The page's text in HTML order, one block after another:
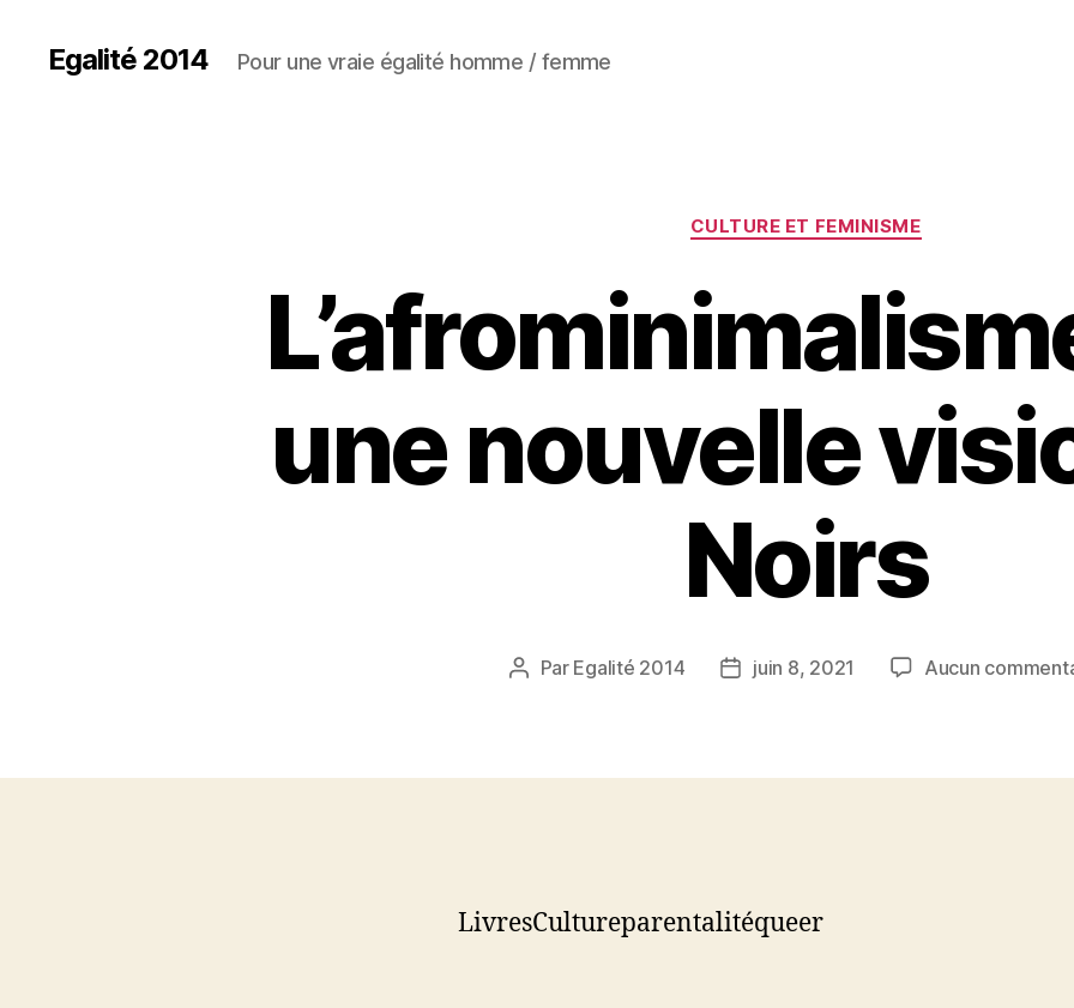
Egalité 2014 Pour une vraie égalité homme / femme
Catégories
CULTURE ET FEMINISME
une nouvelle
Noirs
Auteur
Par Egalité 2014
Datejuin 8, 2021 Aucun
LivresCultureparentalitéqueer